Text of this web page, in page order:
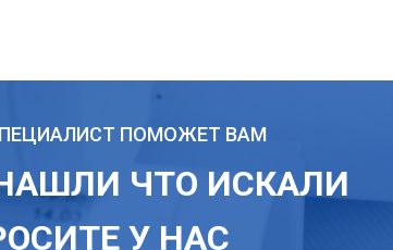
ПОМОЖЕТ ВАМ
ЧТО ИСКАЛИ
У НАС